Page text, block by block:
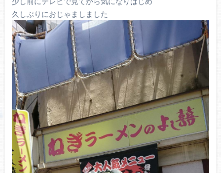
久しぶりにおじゃましました